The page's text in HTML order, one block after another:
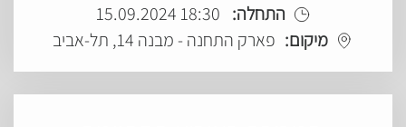
התחלה: 18:30 15.09.2024
מיקום: פארק התחנה - מבנה 14, תל-אביב